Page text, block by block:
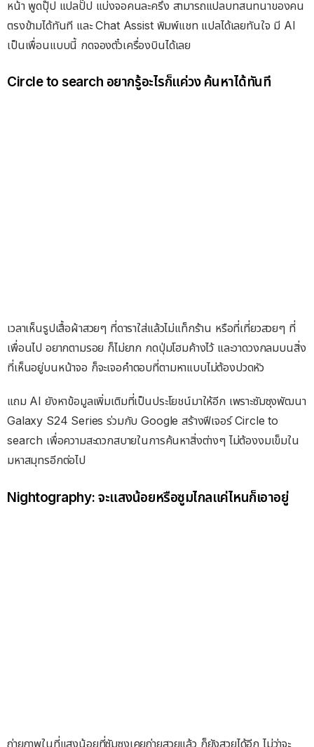
หน้า พูดปุ๊ป แปลปั๊ป แบ่งจอคนละครึ่ง สามารถแปลบทสนทนาของคน
ตรงข้ามได้ทันที และ Chat Assist พิมพ์แชท แปลได้เลยทันใจ มี AI
เป็นเพื่อนแบบนี้ กดจองตั๋วเครื่องบินได้เลย
Circle to search อยากรู้อะไรก็แค่วง ค้นหาได้ทันที
เวลาเห็นรูปเสื้อผ้าสวยๆ ที่ดาราใส่แล้วไม่แท็กร้าน หรือที่เที่ยวสวยๆ ที่
เพื่อนไป อยากตามรอย ก็ไม่ยาก กดปุ่มโฮมค้างไว้ และวาดวงกลมบนสิ่ง
ที่เห็นอยู่บนหน้าจอ ก็จะเจอคำตอบที่ตามหาแบบไม่ต้องปวดหัว
แถม AI ยังหาข้อมูลเพิ่มเติมที่เป็นประโยชน์มาให้อีก เพราะซัมซุงพัฒนา
Galaxy S24 Series ร่วมกับ Google สร้างฟีเจอร์ Circle to
search เพื่อความสะดวกสบายในการค้นหาสิ่งต่างๆ ไม่ต้องงมเข็มใน
มหาสมุทรอีกต่อไป
Nightography: จะแสงน้อยหรือซูมไกลแค่ไหนก็เอาอยู่
ถ่ายภาพในที่แสงน้อยที่ซัมซุงเคยถ่ายสวยแล้ว ก็ยังสวยได้อีก ไม่ว่าจะ